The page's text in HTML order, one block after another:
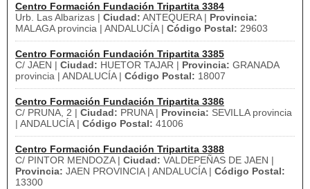
Centro Formación Fundación Tripartita 3384
Urb. Las Albarizas | Ciudad: ANTEQUERA | Provincia:
MALAGA provincia | ANDALUCÍA | Código Postal: 29603
Centro Formación Fundación Tripartita 3385
C/ JAEN | Ciudad: HUETOR TAJAR | Provincia: GRANADA
provincia | ANDALUCÍA | Código Postal: 18007
Centro Formación Fundación Tripartita 3386
C/ PRUNA, 2 | Ciudad: PRUNA | Provincia: SEVILLA provincia
| ANDALUCÍA | Código Postal: 41006
Centro Formación Fundación Tripartita 3388
C/ PINTOR MENDOZA | Ciudad: VALDEPEÑAS DE JAEN |
Provincia: JAEN PROVINCIA | ANDALUCÍA | Código Postal:
13300